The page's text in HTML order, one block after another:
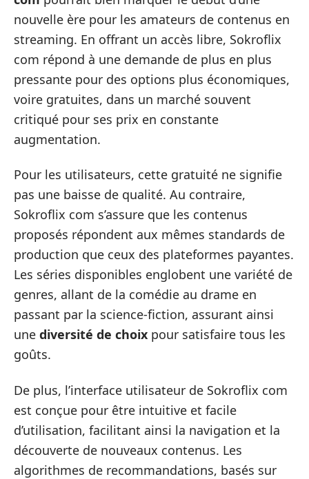
nouvelle ère pour les amateurs de contenus en
streaming. En offrant un accès libre, Sokroflix
com répond à une demande de plus en plus
pressante pour des options plus économiques,
voire gratuites, dans un marché souvent
critiqué pour ses prix en constante
augmentation.
Pour les utilisateurs, cette gratuité ne signifie
pas une baisse de qualité. Au contraire,
Sokroflix com s’assure que les contenus
proposés répondent aux mêmes standards de
production que ceux des plateformes payantes.
Les séries disponibles englobent une variété de
genres, allant de la comédie au drame en
passant par la science-fiction, assurant ainsi
une diversité de choix pour satisfaire tous les
goûts.
De plus, l’interface utilisateur de Sokroflix com
est conçue pour être intuitive et facile
d’utilisation, facilitant ainsi la navigation et la
découverte de nouveaux contenus. Les
algorithmes de recommandations, basés sur